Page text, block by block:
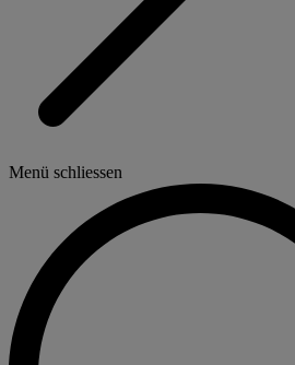
Menü schliessen